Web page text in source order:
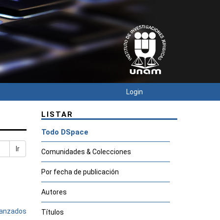
Login
Ir
LISTAR
Todo DSpace
Comunidades & Colecciones
Por fecha de publicación
Autores
Títulos